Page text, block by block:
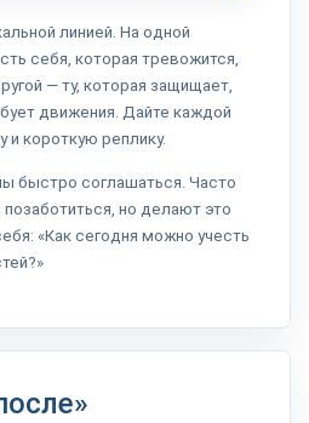
линией. На одной
себя, которая тревожится,
— ту, которая защищает,
движения. Дайте каждой
и короткую реплику.
быстро соглашаться. Часто
но делают это
«Как сегодня можно учесть